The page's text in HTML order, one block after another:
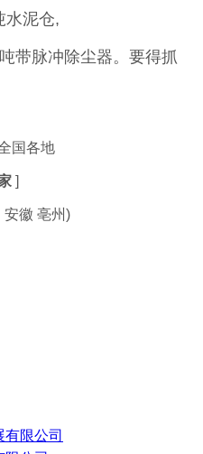
水泥仓,
带脉冲除尘器。要得抓
国各地
]
安徽 亳州)
有限公司